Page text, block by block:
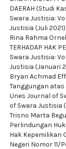
DAERAH (Studi
Swara Justisia:
Justisia (Juli 2021)
Rina Rahma
TERHADAP HAK
Swara Justisia:
Justisia (Januari
Bryan Achmad
Tanggungan atas
Unes Journal of
of Swara Justisia
Trisno Marta
Perlindungan
Hak Kepemilikan
Negeri Nomor 11/